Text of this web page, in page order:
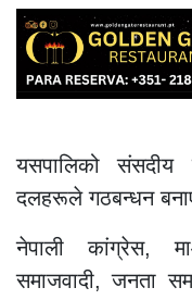
यसपालिको संसदीय
दलहरूले गठबन्धन
नेपाली कांग्रेस,
समाजवादी, जनता